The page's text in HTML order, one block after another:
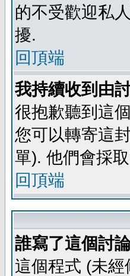
的不受歡迎私
擾.
回頂端
我持續收到由
很抱歉聽到這
您可以轉寄這
單). 他們會採
回頂端
誰寫了這個討
這個程式 (未